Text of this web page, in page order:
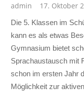
admin 17. Oktober
Die 5. Klassen im
kann es als etwas
Gymnasium bietet
Sprachaustausch mit
schon im ersten Jahr
Möglichkeit zur